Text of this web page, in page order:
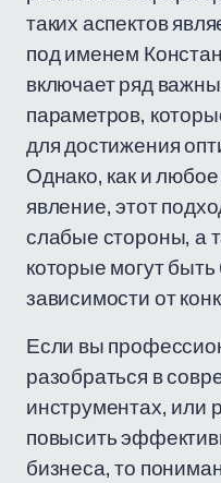
таких аспектов
под именем
включает ряд
параметров,
для достижения
Однако, как и
явление, этот
слабые стороны, а
которые могут
зависимости от
Если вы
разобраться в
инструментах, или
повысить
бизнеса, то